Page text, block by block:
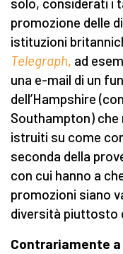
solo, considerati i
promozione delle
istituzioni
Telegraph, ad
una e-mail di un
dell’Hampshire
Southampton) che
istruiti su come
seconda della
con cui hanno a
promozioni siano
diversità piuttosto
Contrariamente